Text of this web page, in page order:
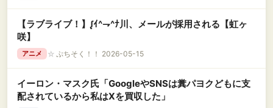
【ラブライブ！】ᶘｲ^⇁^ﾅ川、メールが採用される【虹ヶ
咲】
アニメ ☆ ぷちそく！！ 2026-05-15
イーロン・マスク氏「GoogleやSNSは糞パヨクどもに支
配されているから私はXを買収した」